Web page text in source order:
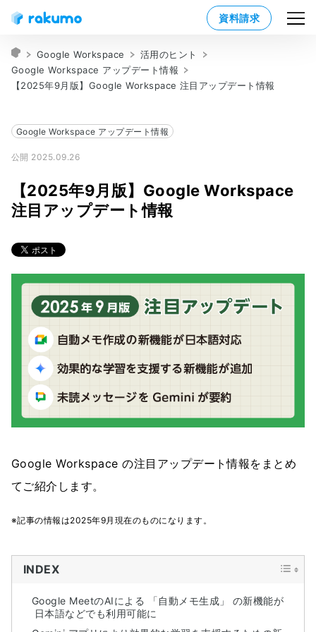
資料請求
Google Workspace
活用のヒント
Google Workspace アップデート情報
【2025年9月版】Google Workspace 注目アップデート情報
Google Workspace アップデート情報
公開 2025.09.26
【2025年9月版】Google Workspace
注目アップデート情報
Google Workspace の注目アップデート情報をまとめ
てご紹介します。
※記事の情報は2025年9月現在のものになります。
INDEX
Google MeetのAIによる 「自動メモ生成」 の新機能が
日本語などでも利用可能に